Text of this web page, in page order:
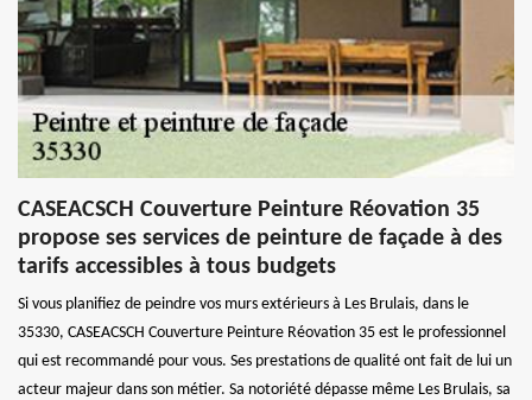
CASEACSCH Couverture Peinture Réovation 35
propose ses services de peinture de façade à des
tarifs accessibles à tous budgets
Si vous planifiez de peindre vos murs extérieurs à Les Brulais, dans le
35330, CASEACSCH Couverture Peinture Réovation 35 est le professionnel
qui est recommandé pour vous. Ses prestations de qualité ont fait de lui un
acteur majeur dans son métier. Sa notoriété dépasse même Les Brulais, sa